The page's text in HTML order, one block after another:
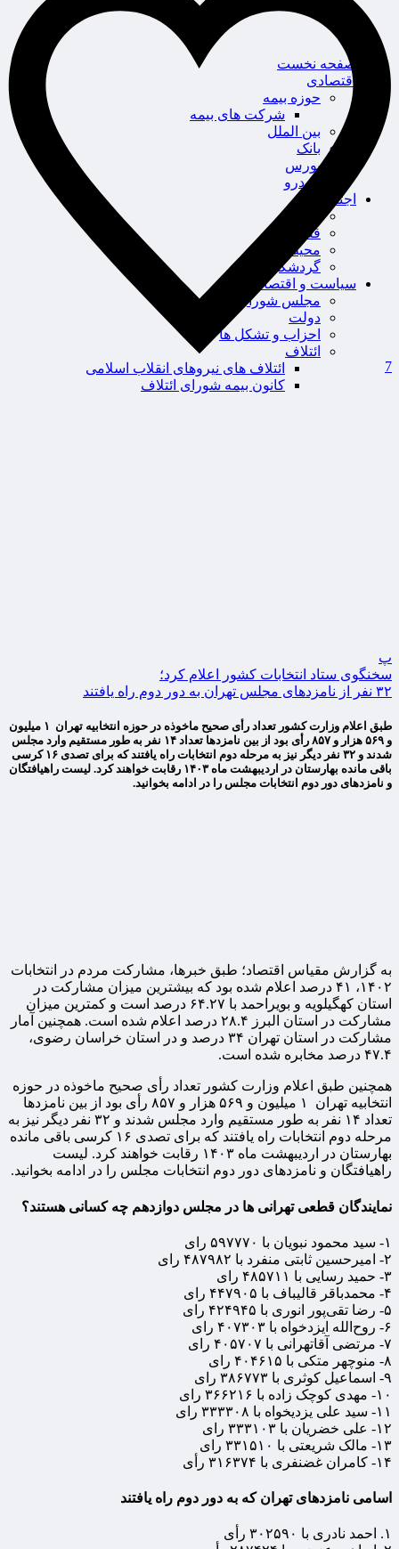
صفحه نخست
اقتصادی
حوزه بیمه
شرکت های بیمه
بین الملل
بانک
بورس
خودرو
اجتماعی
سلامت
قضایی
محیط زیست
گردشگری
سیاست و اقتصاد
مجلس شورای اسلامی
دولت
احزاب و تشکل ها
ائتلاف
ائتلاف های نیروهای انقلاب اسلامی
کانون بیمه شورای ائتلاف
7
پ
سخنگوی ستاد انتخابات کشور اعلام کرد؛
۳۲ نفر از نامزدهای مجلس تهران به دور دوم راه یافتند
طبق اعلام وزارت کشور تعداد رأی صحیح ماخوذه در حوزه انتخابیه تهران ۱ میلیون
و ۵۶۹ هزار و ۸۵۷ رأی بود از بین نامزدها تعداد ۱۴ نفر به طور مستقیم وارد مجلس
شدند و ۳۲ نفر دیگر نیز به مرحله دوم انتخابات راه یافتند که برای تصدی ۱۶ کرسی
باقی مانده بهارستان در اردیبهشت ماه ۱۴۰۳ رقابت خواهند کرد. لیست راهیافتگان
و نامزدهای دور دوم انتخابات مجلس را در ادامه بخوانید.
به گزارش مقیاس اقتصاد؛ طبق خبرها، مشارکت مردم در انتخابات
۱۴۰۲، ۴۱ درصد اعلام شده بود که بیشترین میزان مشارکت در
استان کهگیلویه و بویراحمد با ۶۴.۲۷ درصد است و کمترین میزان
مشارکت در استان البرز ۲۸.۴ درصد اعلام شده است. همچنین آمار
مشارکت در استان تهران ۳۴ درصد و در استان خراسان رضوی،
۴۷.۴ درصد مخابره شده است.
همچنین طبق اعلام وزارت کشور تعداد رأی صحیح ماخوذه در حوزه
انتخابیه تهران ۱ میلیون و ۵۶۹ هزار و ۸۵۷ رأی بود از بین نامزدها
تعداد ۱۴ نفر به طور مستقیم وارد مجلس شدند و ۳۲ نفر دیگر نیز به
مرحله دوم انتخابات راه یافتند که برای تصدی ۱۶ کرسی باقی مانده
بهارستان در اردیبهشت ماه ۱۴۰۳ رقابت خواهند کرد. لیست
راهیافتگان و نامزدهای دور دوم انتخابات مجلس را در ادامه بخوانید.
نمایندگان قطعی تهرانی ها در مجلس دوازدهم چه کسانی هستند؟
۱- سید محمود نبویان با ۵۹۷۷۷۰ رای
۲- امیرحسین ثابتی منفرد با ۴۸۷۹۸۲ رای
۳- حمید رسایی با ۴۸۵۷۱۱ رای
۴- محمدباقر قالیباف با ۴۴۷۹۰۵ رای
۵- رضا تقی‌پور انوری با ۴۲۴۹۴۵ رای
۶- روح‌الله ایزدخواه با ۴۰۷۳۰۳ رای
۷- مرتضی آقاتهرانی با ۴۰۵۷۰۷ رای
۸- منوچهر متکی با ۴۰۴۶۱۵ رای
۹- اسماعیل کوثری با ۳۸۶۷۷۳ رای
۱۰- مهدی کوچک زاده با ۳۶۶۲۱۶ رای
۱۱- سید علی یزدیخواه با ۳۳۳۳۰۸ رای
۱۲- علی خضریان با ۳۳۳۱۰۳ رای
۱۳- مالک شریعتی با ۳۳۱۵۱۰ رای
۱۴- کامران غضنفری با ۳۱۶۳۷۴ رأی
اسامی نامزدهای تهران که به دور دوم راه یافتند
۱. احمد نادری با ۳۰۲۵۹۰ رأی